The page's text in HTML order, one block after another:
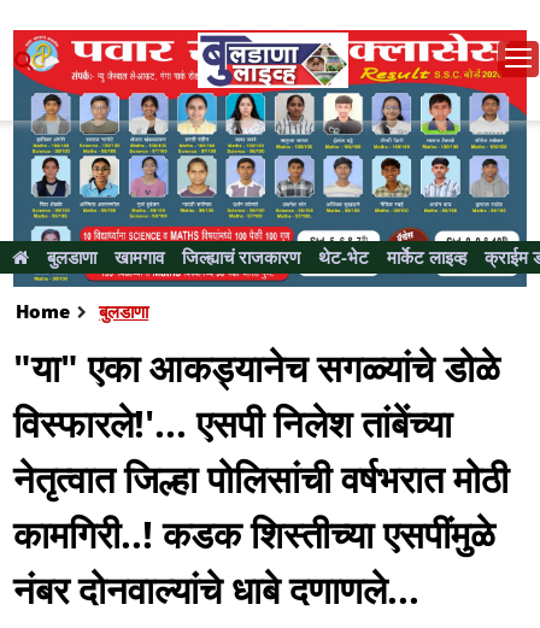
बुलडाणा खामगाव जिल्ह्याचं राजकारण थेट-भेट मार्केट लाइव्ह क्राईम
Home बुलडाणा
"या" एका आकड्यानेच सगळ्यांचे डोळे
विस्फारले!'... एसपी निलेश तांबेंच्या
नेतृत्वात जिल्हा पोलिसांची वर्षभरात मोठी
कामगिरी..! कडक शिस्तीच्या एसपींमुळे
नंबर दोनवाल्यांचे धाबे दणाणले...